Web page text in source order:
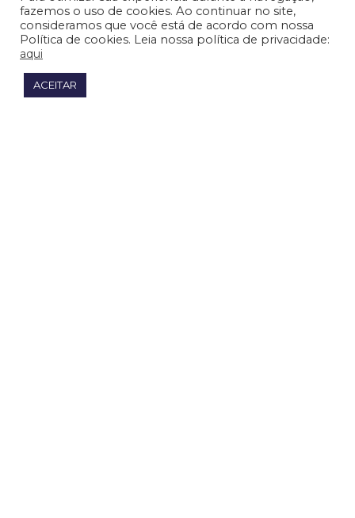
fazemos o uso de cookies. Ao continuar no site,
consideramos que você está de acordo com nossa
Política de cookies. Leia nossa política de privacidade:
aqui
ACEITAR